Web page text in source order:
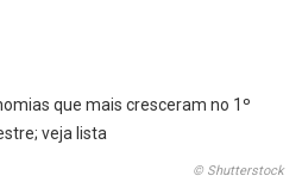
© Shutterstock